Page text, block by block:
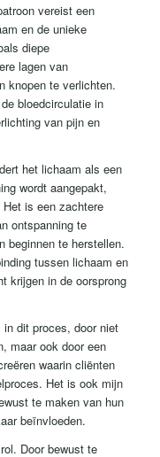
vereist een
en de unieke
diepe
lagen van
knopen te verlichten.
bloedcirculatie in
van pijn en
het lichaam als een
wordt aangepakt,
is een zachtere
ontspanning te
beginnen te herstellen.
tussen lichaam en
krijgen in de oorsprong
dit proces, door niet
maar ook door een
waarin cliënten
Het is ook mijn
te maken van hun
beïnvloeden.
Door bewust te